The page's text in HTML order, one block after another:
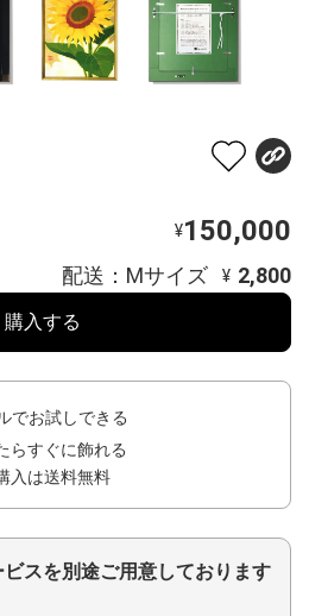
¥150,000
配送：Mサイズ ¥ 2,800
購入する
でお試しできる
らすぐに飾れる
入は送料無料
スを別途ご用意しております